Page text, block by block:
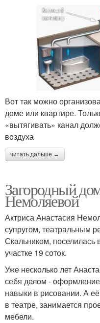
Вот так можно
доме или квартире.
«вытягивать» канал
воздуха
читать дальше →
Загородный
Немоляевой
Актриса Анастасия
супругом, театральным
Скальником,
участке 19 соток.
Уже несколько лет
себя делом -
навыки в рисовании. А
в театре, занимается
мебели.